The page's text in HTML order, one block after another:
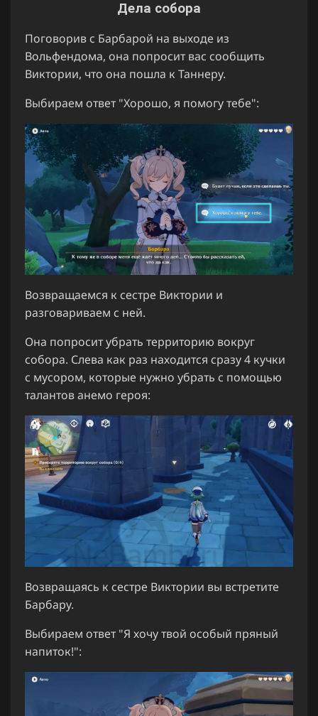
Дела собора
Поговорив с Барбарой на выходе из
Вольфендома, она попросит вас сообщить
Виктории, что она пошла к Таннеру.
Выбираем ответ "Хорошо, я помогу тебе":
Возвращаемся к сестре Виктории и
разговариваем с ней.
Она попросит убрать территорию вокруг
собора. Слева как раз находится сразу 4 кучки
с мусором, которые нужно убрать с помощью
талантов анемо героя:
Возвращаясь к сестре Виктории вы встретите
Барбару.
Выбираем ответ "Я хочу твой особый пряный
напиток!":